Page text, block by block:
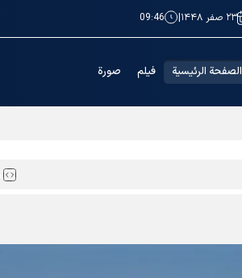
۲۳ صفر ۱۴۴۸ |
09:46
الصفحة الرئيسية فیلم صورة